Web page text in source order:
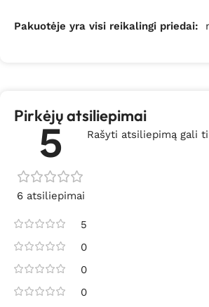
Pakuotėje yra visi reikalingi priedai:
Pirkėjų atsiliepimai
5
6 atsiliepimai
5
0
0
0
Rašyti atsiliepimą gali